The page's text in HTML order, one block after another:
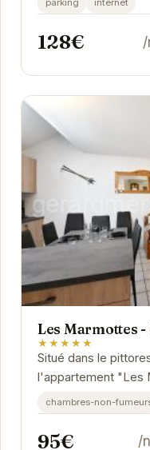
parking internet
128€
Les Marmottes
★★★★★
Situé dans le
l'appartement "Les
la détente et à la
chambres-non-
95€ /